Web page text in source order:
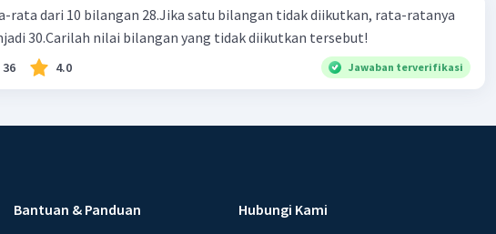
rata dari 10 bilangan 28.Jika satu bilangan tidak diikutkan, rata-ratanya
30.Carilah nilai bilangan yang tidak diikutkan tersebut!
36 4.0 Jawaban terverifikasi
Bantuan & Panduan Hubungi Kami